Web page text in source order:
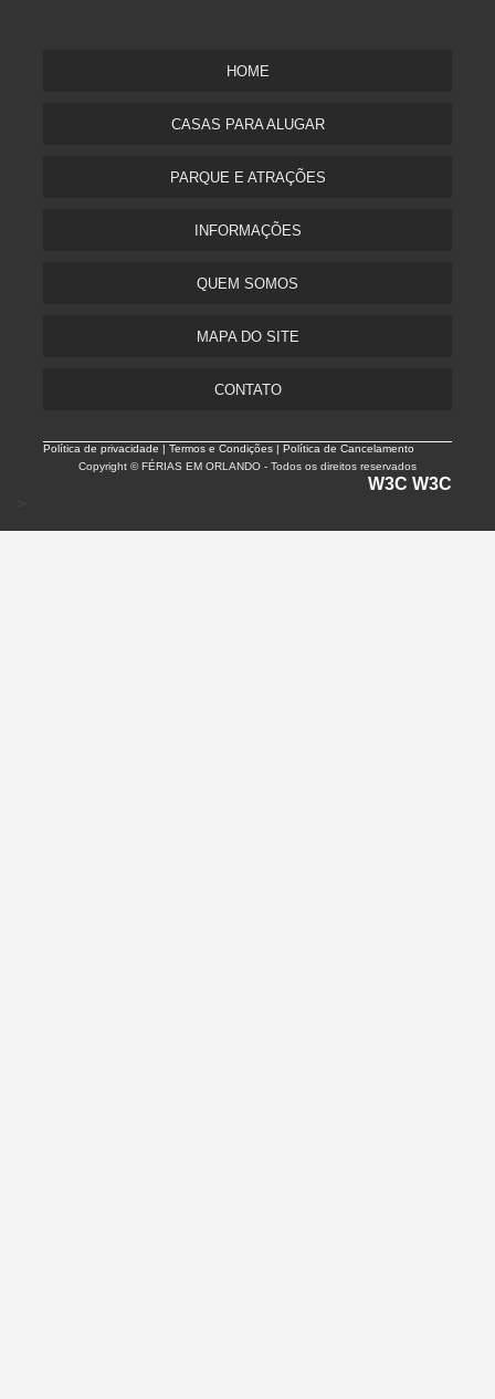
HOME
CASAS PARA ALUGAR
PARQUE E ATRAÇÕES
INFORMAÇÕES
QUEM SOMOS
MAPA DO SITE
CONTATO
Política de privacidade |Termos e Condições | Política de Cancelamento
Copyright © FÉRIAS EM ORLANDO - Todos os direitos reservados
W3C W3C